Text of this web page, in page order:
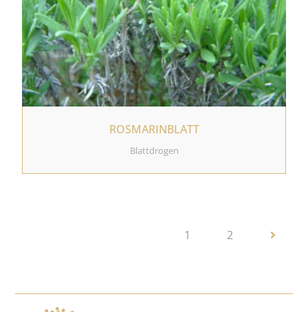
ROSMARINBLATT
Blattdrogen
1 2